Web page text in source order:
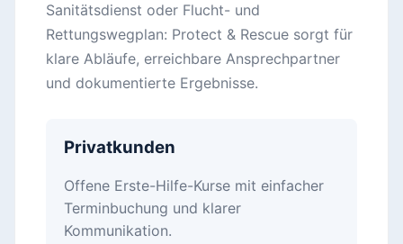
Sanitätsdienst oder Flucht- und
Rettungswegplan: Protect & Rescue sorgt für
klare Abläufe, erreichbare Ansprechpartner
und dokumentierte Ergebnisse.
Privatkunden
Offene Erste-Hilfe-Kurse mit einfacher
Terminbuchung und klarer
Kommunikation.